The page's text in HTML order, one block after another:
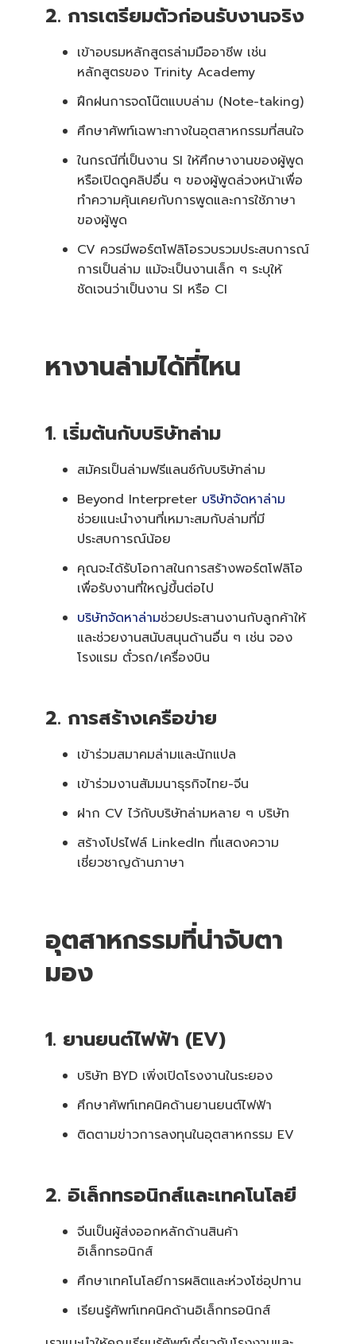
2. การเตรียมตัวก่อนรับงานจริง
เข้าอบรมหลักสูตรล่ามมืออาชีพ เช่น
หลักสูตรของ Trinity Academy
ฝึกฝนการจดโน๊ตแบบล่าม (Note-taking)
ศึกษาศัพท์เฉพาะทางในอุตสาหกรรมที่สนใจ
ในกรณีที่เป็นงาน SI ให้ศึกษางานของผู้พูด
หรือเปิดดูคลิปอื่น ๆ ของผู้พูดล่วงหน้าเพื่อ
ทำความคุ้นเคยกับการพูดและการใช้ภาษา
ของผู้พูด
CV ควรมีพอร์ตโฟลิโอรวบรวมประสบการณ์
การเป็นล่าม แม้จะเป็นงานเล็ก ๆ ระบุให้
ชัดเจนว่าเป็นงาน SI หรือ CI
หางานล่ามได้ที่ไหน
1. เริ่มต้นกับบริษัทล่าม
สมัครเป็นล่ามฟรีแลนซ์กับบริษัทล่าม
Beyond Interpreter บริษัทจัดหาล่าม
ช่วยแนะนำงานที่เหมาะสมกับล่ามที่มี
ประสบการณ์น้อย
คุณจะได้รับโอกาสในการสร้างพอร์ตโฟลิโอ
เพื่อรับงานที่ใหญ่ขึ้นต่อไป
บริษัทจัดหาล่ามช่วยประสานงานกับลูกค้าให้
และช่วยงานสนับสนุนด้านอื่น ๆ เช่น จอง
โรงแรม ตั๋วรถ/เครื่องบิน
2. การสร้างเครือข่าย
เข้าร่วมสมาคมล่ามและนักแปล
เข้าร่วมงานสัมมนาธุรกิจไทย-จีน
ฝาก CV ไว้กับบริษัทล่ามหลาย ๆ บริษัท
สร้างโปรไฟล์ LinkedIn ที่แสดงความ
เชี่ยวชาญด้านภาษา
อุตสาหกรรมที่น่าจับตา
มอง
1. ยานยนต์ไฟฟ้า (EV)
บริษัท BYD เพิ่งเปิดโรงงานในระยอง
ศึกษาศัพท์เทคนิคด้านยานยนต์ไฟฟ้า
ติดตามข่าวการลงทุนในอุตสาหกรรม EV
2. อิเล็กทรอนิกส์และเทคโนโลยี
จีนเป็นผู้ส่งออกหลักด้านสินค้า
อิเล็กทรอนิกส์
ศึกษาเทคโนโลยีการผลิตและห่วงโซ่อุปทาน
เรียนรู้ศัพท์เทคนิคด้านอิเล็กทรอนิกส์